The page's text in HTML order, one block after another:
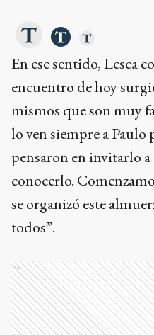
En ese sentido, Lesca
encuentro de hoy
mismos que son muy
lo ven siempre a
pensaron en invitarlo a
conocerlo.
se organizó este
todos”.
Ads